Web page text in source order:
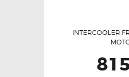
INTERCOOLER